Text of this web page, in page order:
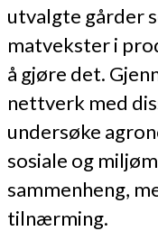
utvalgte gårder
matvekster i
å gjøre det.
nettverk med
undersøke
sosiale og
sammenheng,
tilnærming.